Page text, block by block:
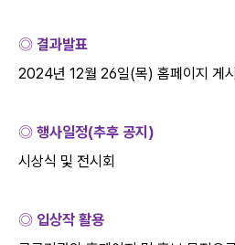
◎ 결과발표
2024년 12월 26일(목) 홈페이지 게
◎ 행사일정(추후 공지 )
시상식 및 전시회
◎ 입상작 활용